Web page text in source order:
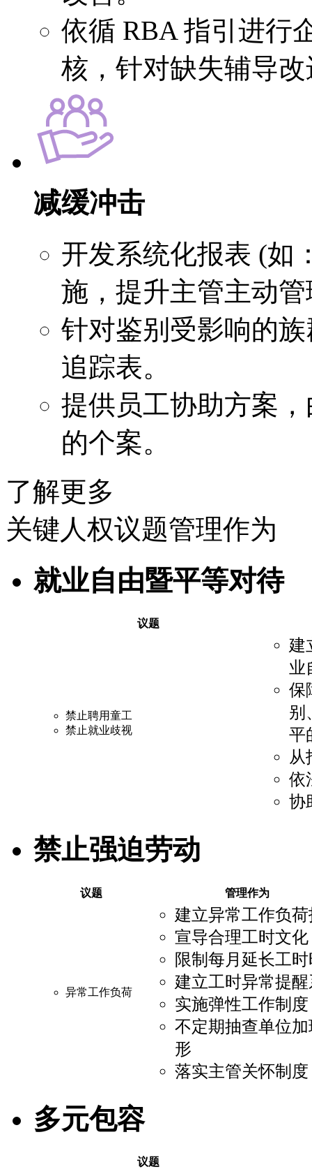
依循 RBA 指引进行
核，针对缺失辅导
减缓冲击
开发系统化报表 (如
施，提升主管主动
针对鉴别受影响的
追踪表。
提供员工协助方案
的个案。
了解更多
关键人权议题管理作为
就业自由暨平等对待
议题
禁止聘用童工
禁止就业歧视
建
业
保
别
平
从
依
协
禁止强迫劳动
议题 管理作为
异常工作负荷
建立异常工作负
宣导合理工时文化
限制每月延长工
建立工时异常提
实施弹性工作制度
不定期抽查单位
形
落实主管关怀制度
多元包容
议题